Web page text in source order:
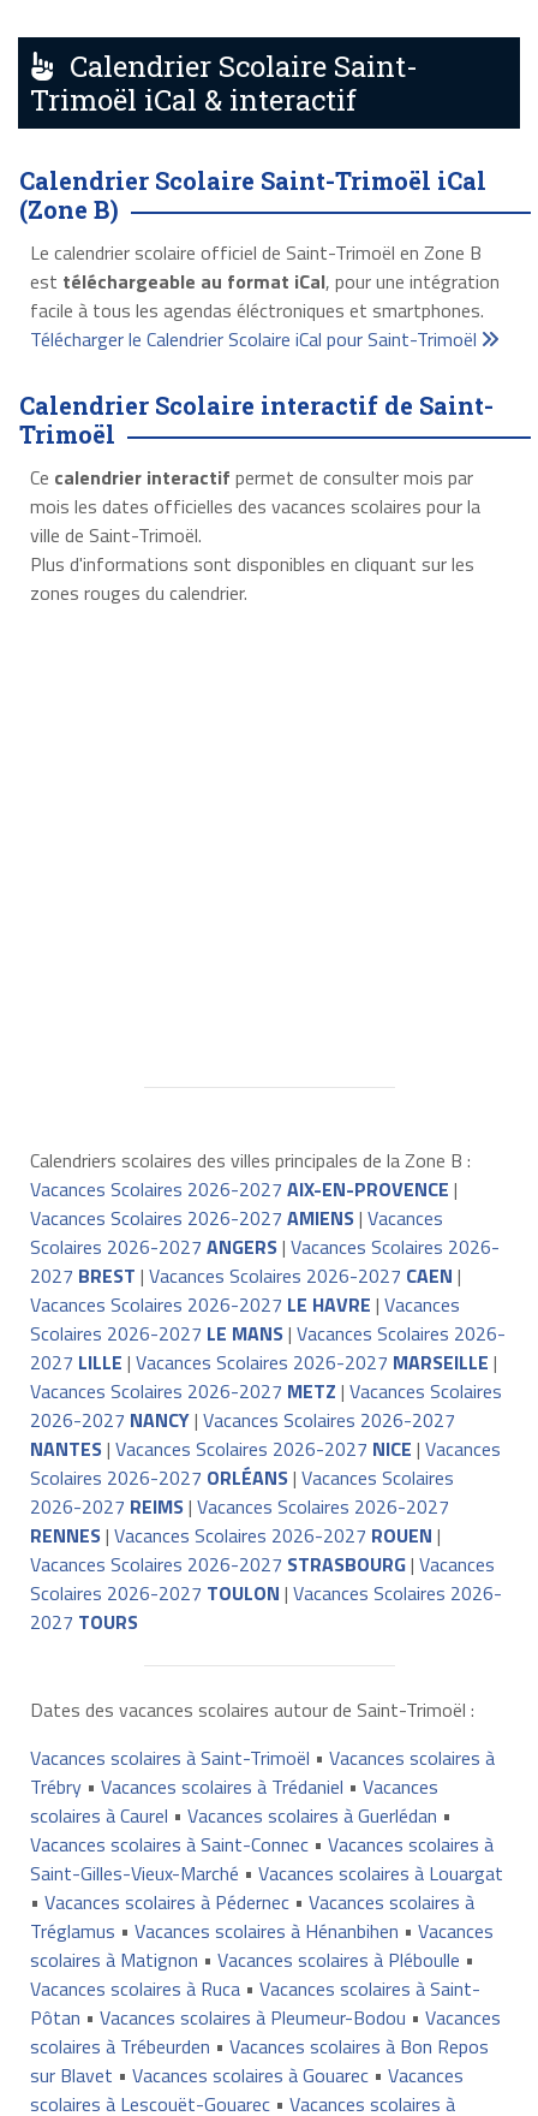
Calendrier Scolaire Saint-
Trimoël iCal & interactif
Calendrier Scolaire Saint-Trimoël iCal
(Zone B)
Le calendrier scolaire officiel de Saint-Trimoël en Zone B
est téléchargeable au format iCal, pour une intégration
facile à tous les agendas éléctroniques et smartphones.
Télécharger le Calendrier Scolaire iCal pour Saint-Trimoël
Calendrier Scolaire interactif de Saint-
Trimoël
Ce calendrier interactif permet de consulter mois par
mois les dates officielles des vacances scolaires pour la
ville de Saint-Trimoël.
Plus d'informations sont disponibles en cliquant sur les
zones rouges du calendrier.
Calendriers scolaires des villes principales de la Zone B :
Vacances Scolaires 2026-2027 AIX-EN-PROVENCE |
Vacances Scolaires 2026-2027 AMIENS| Vacances
Scolaires 2026-2027 ANGERS| Vacances Scolaires 2026-
2027 BREST | Vacances Scolaires 2026-2027 CAEN |
Vacances Scolaires 2026-2027 LE HAVRE | Vacances
Scolaires 2026-2027 LE MANS| Vacances Scolaires 2026-
2027 LILLE | Vacances Scolaires 2026-2027 MARSEILLE |
Vacances Scolaires 2026-2027 METZ | Vacances Scolaires
2026-2027 NANCY| Vacances Scolaires 2026-2027
NANTES| Vacances Scolaires 2026-2027 NICE | Vacances
Scolaires 2026-2027 ORLÉANS| Vacances Scolaires
2026-2027 REIMS| Vacances Scolaires 2026-2027
RENNES| Vacances Scolaires 2026-2027 ROUEN |
Vacances Scolaires 2026-2027 STRASBOURG| Vacances
Scolaires 2026-2027 TOULON | Vacances Scolaires 2026-
2027 TOURS
Dates des vacances scolaires autour de Saint-Trimoël :
Vacances scolaires à Saint-Trimoël • Vacances scolaires à
Trébry• Vacances scolaires à Trédaniel • Vacances
scolaires à Caurel • Vacances scolaires à Guerlédan •
Vacances scolaires à Saint-Connec• Vacances scolaires à
Saint-Gilles-Vieux-Marché • Vacances scolaires à Louargat
• Vacances scolaires à Pédernec• Vacances scolaires à
Tréglamus • Vacances scolaires à Hénanbihen • Vacances
scolaires à Matignon • Vacances scolaires à Pléboulle •
Vacances scolaires à Ruca• Vacances scolaires à Saint-
Pôtan • Vacances scolaires à Pleumeur-Bodou • Vacances
scolaires à Trébeurden • Vacances scolaires à Bon Repos
sur Blavet • Vacances scolaires à Gouarec• Vacances
scolaires à Lescouët-Gouarec• Vacances scolaires à